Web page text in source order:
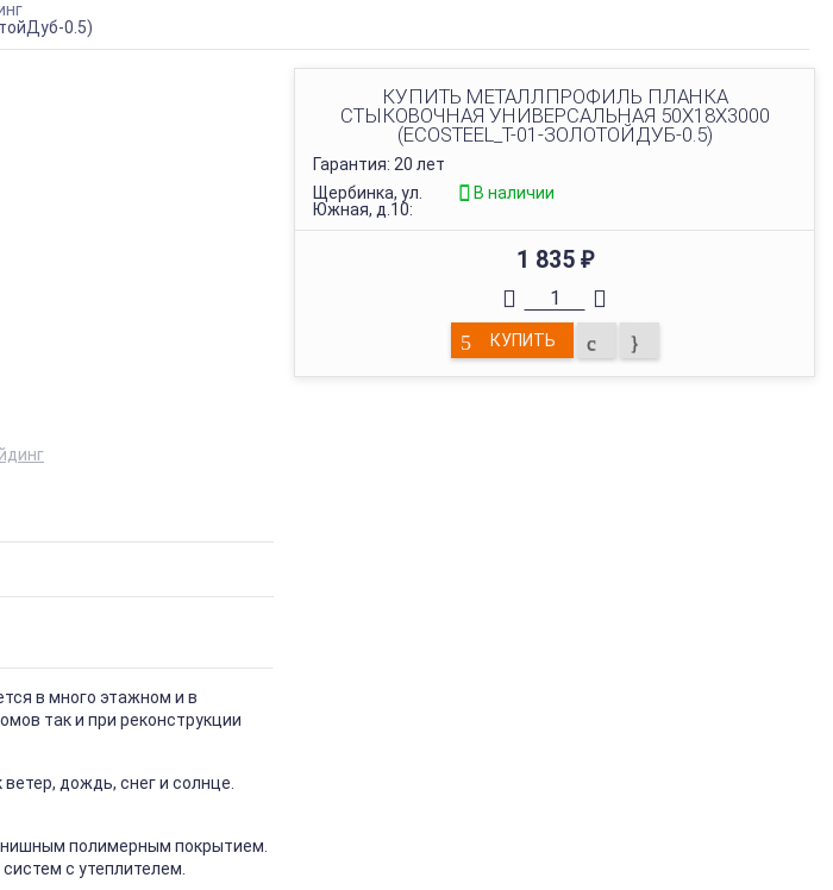
0.5)
КУПИТЬ МЕТАЛЛПРОФИЛЬ ПЛАНКА
СТЫКОВОЧНАЯ УНИВЕРСАЛЬНАЯ 50Х18Х3000
(ECOSTEEL_T-01-ЗОЛОТОЙДУБ-0.5)
Гарантия: 20 лет
Щербинка, ул.
Южная, д.10:
В наличии
1 835 ₽
КУПИТЬ
в много этажном и в
так и при реконструкции
дождь, снег и солнце.
полимерным покрытием.
с утеплителем.